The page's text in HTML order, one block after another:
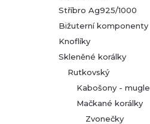
t
r
a
Stříbro Ag925/1000
Bižuterní komponenty
Knoflíky
Skleněné korálky
Rutkovský
Kabošony - mugle
Mačkané korálky
Zvonečky